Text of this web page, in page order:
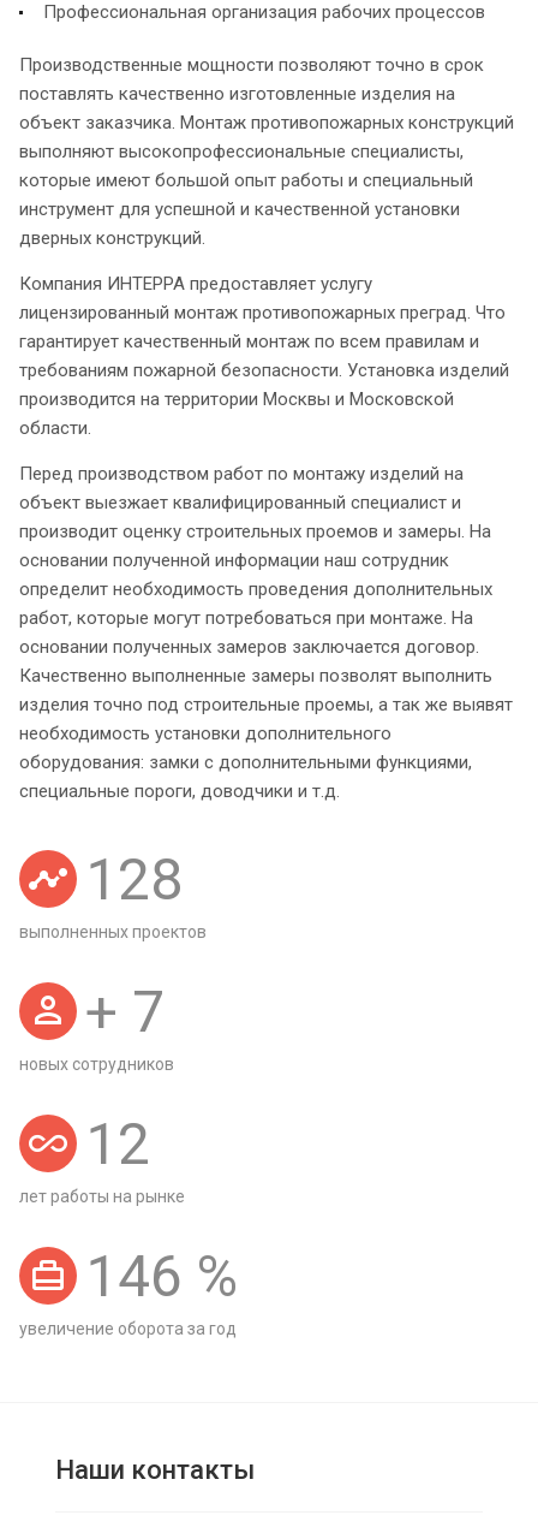
Профессиональная организация рабочих процессов
Производственные мощности позволяют точно в срок
поставлять качественно изготовленные изделия на
объект заказчика. Монтаж противопожарных конструкций
выполняют высокопрофессиональные специалисты,
которые имеют большой опыт работы и специальный
инструмент для успешной и качественной установки
дверных конструкций.
Компания ИНТЕРРА предоставляет услугу
лицензированный монтаж противопожарных преград. Что
гарантирует качественный монтаж по всем правилам и
требованиям пожарной безопасности. Установка изделий
производится на территории Москвы и Московской
области.
Перед производством работ по монтажу изделий на
объект выезжает квалифицированный специалист и
производит оценку строительных проемов и замеры. На
основании полученной информации наш сотрудник
определит необходимость проведения дополнительных
работ, которые могут потребоваться при монтаже. На
основании полученных замеров заключается договор.
Качественно выполненные замеры позволят выполнить
изделия точно под строительные проемы, а так же выявят
необходимость установки дополнительного
оборудования: замки с дополнительными функциями,
специальные пороги, доводчики и т.д.
128
выполненных проектов
+ 7
новых сотрудников
12
лет работы на рынке
146 %
увеличение оборота за год
Наши контакты